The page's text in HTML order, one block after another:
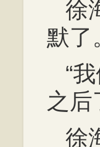
徐
默了
“
之后
徐